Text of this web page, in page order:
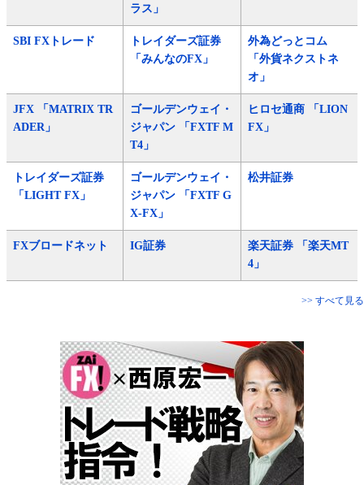
ラス」
SBI FXトレード
トレイダーズ証券
「みんなのFX」
外為どっとコム
「外貨ネクストネ
オ」
JFX 「MATRIX TR
ADER」
ゴールデンウェイ・
ジャパン 「FXTF M
T4」
ヒロセ通商 「LION
FX」
トレイダーズ証券
「LIGHT FX」
ゴールデンウェイ・
ジャパン 「FXTF G
X-FX」
松井証券
FXブロードネット IG証券
楽天証券 「楽天MT
4」
>> すべて見る